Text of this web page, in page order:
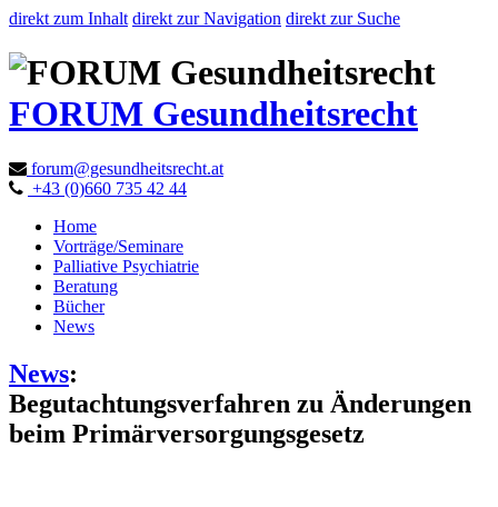
direkt zum Inhalt direkt zur Navigation direkt zur Suche
FORUM Gesundheitsrecht
forum@gesundheitsrecht.at
+43 (0)660 735 42 44
Home
Vorträge/Seminare
Palliative Psychiatrie
Beratung
Bücher
News
News:
Begutachtungsverfahren zu Änderungen
beim Primärversorgungsgesetz